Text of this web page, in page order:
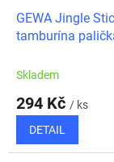
GEWA Jingle
tamburína
Skladem
294 Kč / ks
DETAIL